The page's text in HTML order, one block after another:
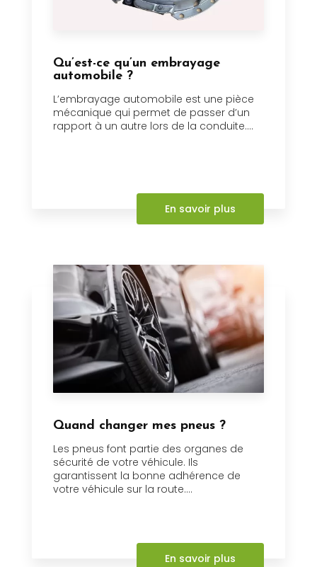
Qu’est-ce qu’un embrayage
automobile ?
L’embrayage automobile est une pièce
mécanique qui permet de passer d’un
rapport à un autre lors de la conduite....
En savoir plus
Quand changer mes pneus ?
Les pneus font partie des organes de
sécurité de votre véhicule. Ils
garantissent la bonne adhérence de
votre véhicule sur la route....
En savoir plus